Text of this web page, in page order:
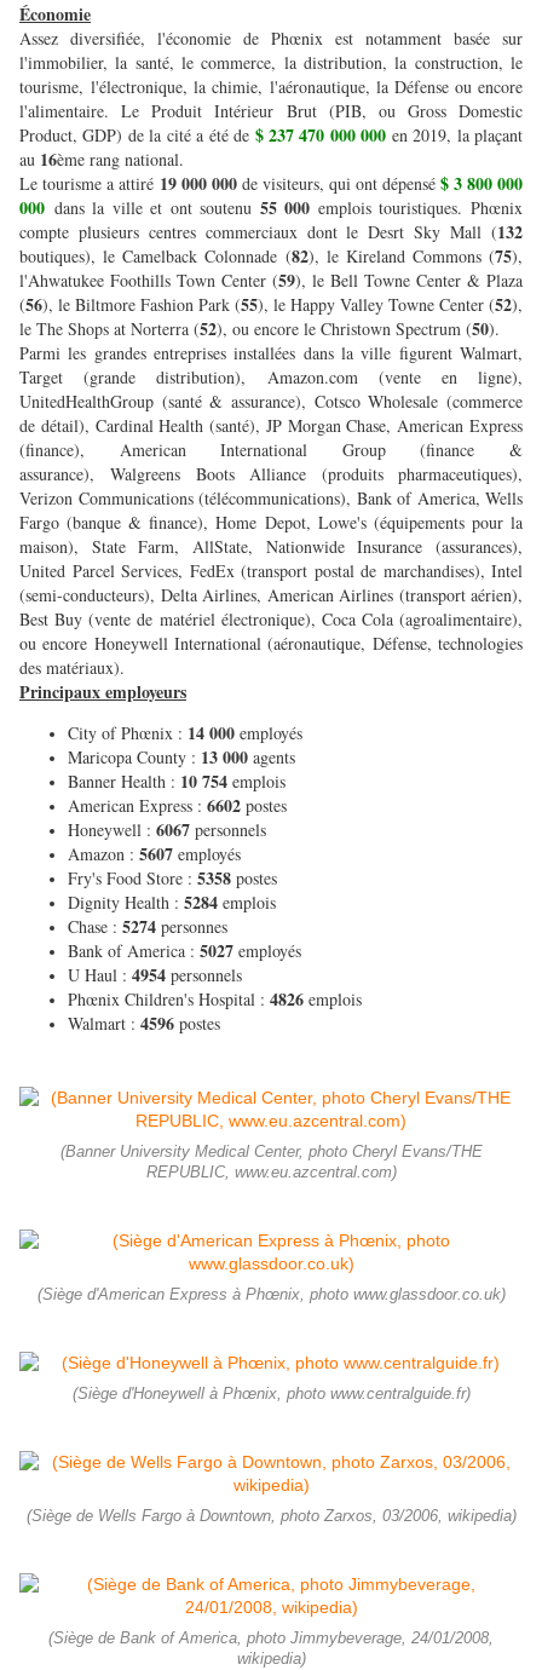
Économie
Assez diversifiée, l'économie de Phœnix est notamment basée sur
l'immobilier, la santé, le commerce, la distribution, la construction, le
tourisme, l'électronique, la chimie, l'aéronautique, la Défense ou encore
l'alimentaire. Le Produit Intérieur Brut (PIB, ou Gross Domestic
Product, GDP) de la cité a été de $ 237 470 000 000 en 2019, la plaçant
au 16ème rang national.
Le tourisme a attiré 19 000 000 de visiteurs, qui ont dépensé $ 3 800 000
000 dans la ville et ont soutenu 55 000 emplois touristiques. Phœnix
compte plusieurs centres commerciaux dont le Desrt Sky Mall (132
boutiques), le Camelback Colonnade (82), le Kireland Commons (75),
l'Ahwatukee Foothills Town Center (59), le Bell Towne Center & Plaza
(56), le Biltmore Fashion Park (55), le Happy Valley Towne Center (52),
le The Shops at Norterra (52), ou encore le Christown Spectrum (50).
Parmi les grandes entreprises installées dans la ville figurent Walmart,
Target (grande distribution), Amazon.com (vente en ligne),
UnitedHealthGroup (santé & assurance), Cotsco Wholesale (commerce
de détail), Cardinal Health (santé), JP Morgan Chase, American Express
(finance), American International Group (finance &
assurance), Walgreens Boots Alliance (produits pharmaceutiques),
Verizon Communications (télécommunications), Bank of America, Wells
Fargo (banque & finance), Home Depot, Lowe's (équipements pour la
maison), State Farm, AllState, Nationwide Insurance (assurances),
United Parcel Services, FedEx (transport postal de marchandises), Intel
(semi-conducteurs), Delta Airlines, American Airlines (transport aérien),
Best Buy (vente de matériel électronique), Coca Cola (agroalimentaire),
ou encore Honeywell International (aéronautique, Défense, technologies
des matériaux).
Principaux employeurs
City of Phœnix : 14 000 employés
Maricopa County : 13 000 agents
Banner Health : 10 754 emplois
American Express : 6602 postes
Honeywell : 6067 personnels
Amazon : 5607 employés
Fry's Food Store : 5358 postes
Dignity Health : 5284 emplois
Chase : 5274 personnes
Bank of America : 5027 employés
U Haul : 4954 personnels
Phœnix Children's Hospital : 4826 emplois
Walmart : 4596 postes
(Banner University Medical Center, photo Cheryl Evans/THE
REPUBLIC, www.eu.azcentral.com)
(Siège d'American Express à Phœnix, photo www.glassdoor.co.uk)
(Siège d'Honeywell à Phœnix, photo www.centralguide.fr)
(Siège de Wells Fargo à Downtown, photo Zarxos, 03/2006, wikipedia)
(Siège de Bank of America, photo Jimmybeverage, 24/01/2008,
wikipedia)